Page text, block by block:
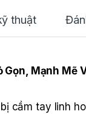
thuật
Mạnh Mẽ
cầm tay linh